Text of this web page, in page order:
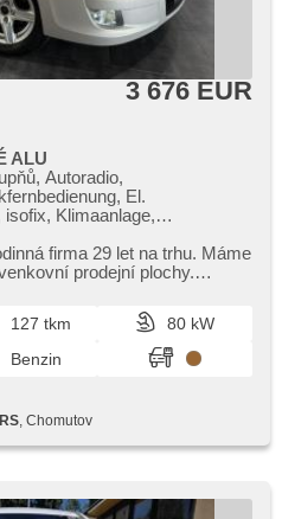
3 676 EUR
ALU
Autoradio,
El.
Klimaanlage,
einstellbar, Bordcomputer,
Antrieb 4x2,
Kopflehnen,
Anhängevorrichtung
firma 29 let na trhu. Máme
prodejní plochy.
127 tkm
80 kW
Benzin
, Chomutov